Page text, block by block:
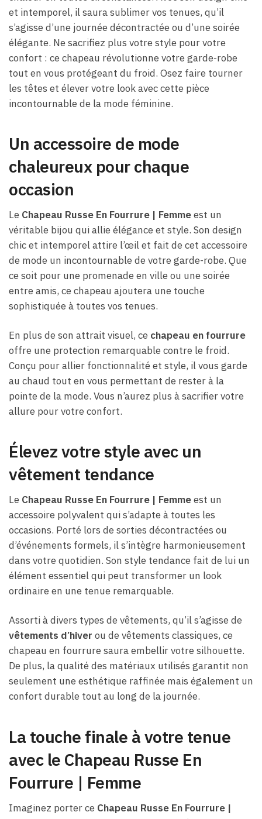
et intemporel, il saura sublimer vos tenues, qu’il
s’agisse d’une journée décontractée ou d’une soirée
élégante. Ne sacrifiez plus votre style pour votre
confort : ce chapeau révolutionne votre garde-robe
tout en vous protégeant du froid. Osez faire tourner
les têtes et élever votre look avec cette pièce
incontournable de la mode féminine.
Un accessoire de mode
chaleureux pour chaque
occasion
Le Chapeau Russe En Fourrure | Femmeest un
véritable bijou qui allie élégance et style. Son design
chic et intemporel attire l’œil et fait de cet accessoire
de mode un incontournable de votre garde-robe. Que
ce soit pour une promenade en ville ou une soirée
entre amis, ce chapeau ajoutera une touche
sophistiquée à toutes vos tenues.
En plus de son attrait visuel, ce chapeau en fourrure
offre une protection remarquable contre le froid.
Conçu pour allier fonctionnalité et style, il vous garde
au chaud tout en vous permettant de rester à la
pointe de la mode. Vous n’aurez plus à sacrifier votre
allure pour votre confort.
Élevez votre style avec un
vêtement tendance
Le Chapeau Russe En Fourrure | Femmeest un
accessoire polyvalent qui s’adapte à toutes les
occasions. Porté lors de sorties décontractées ou
d’événements formels, il s’intègre harmonieusement
dans votre quotidien. Son style tendance fait de lui un
élément essentiel qui peut transformer un look
ordinaire en une tenue remarquable.
Assorti à divers types de vêtements, qu’il s’agisse de
vêtements d’hiver ou de vêtements classiques, ce
chapeau en fourrure saura embellir votre silhouette.
De plus, la qualité des matériaux utilisés garantit non
seulement une esthétique raffinée mais également un
confort durable tout au long de la journée.
La touche finale à votre tenue
avec le Chapeau Russe En
Fourrure | Femme
Imaginez porter ce Chapeau Russe En Fourrure |